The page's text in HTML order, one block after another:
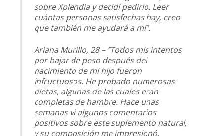
sobre Xplendia y decidí pedirlo. Leer
cuántas personas satisfechas hay, creo
que también me ayudará a mí”.
Ariana Murillo, 28 – “Todos mis intentos
por bajar de peso después del
nacimiento de mi hijo fueron
infructuosos. He probado numerosas
dietas, algunas de las cuales eran
completas de hambre. Hace unas
semanas vi algunos comentarios
positivos sobre este suplemento natural,
y su composición me impresionó.